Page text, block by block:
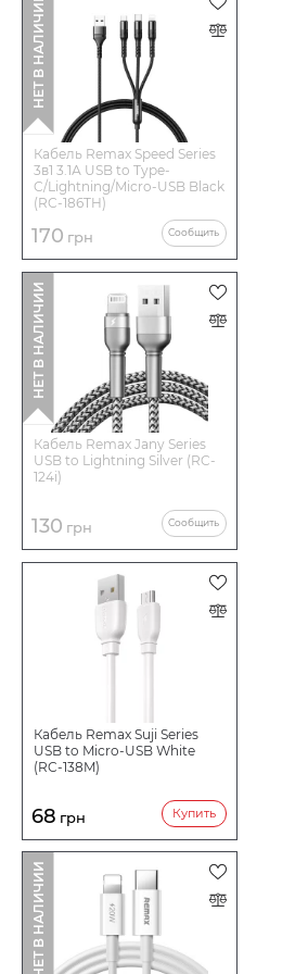
Комплектация
датой изготовления в
Цвет
IP 20
Кабель Remax Speed Series
3в1 3.1А USB to Type-
C/Lightning/Micro-USB Black
(RC-186TH)
170 грн Сообщить
НЕТ В НАЛИЧИИ
Кабель Remax Jany Series
USB to Lightning Silver (RC-
124i)
130 грн Сообщить
НЕТ В НАЛИЧИИ
Кабель Remax Suji Series
USB to Micro-USB White
(RC-138M)
68 грн Купить
НЕТ В НАЛИЧИИ